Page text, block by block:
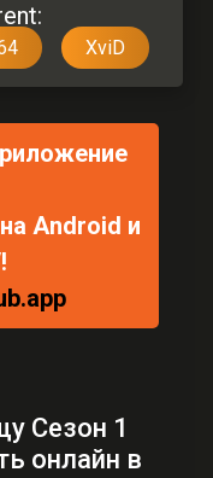
XviD
Android и
Сезон 1
онлайн в